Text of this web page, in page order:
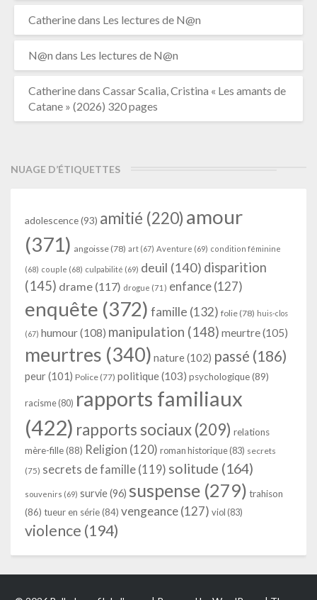
Catherinedans Les lectures de N@n
N@n dans Les lectures de N@n
Catherinedans Cassar Scalia, Cristina « Les amants de
Catane » (2026) 320 pages
NUAGE D’ÉTIQUETTES
adolescence(93) amitié (220) amour
(371) angoisse (78) art (67) Aventure (69) condition féminine
(68) couple (68) culpabilité (69) deuil (140) disparition
(145) drame (117) drogue (71) enfance(127)
enquête (372) famille (132) folie (78) huis-clos
(67) humour(108) manipulation (148) meurtre(105)
meurtres (340) nature(102) passé (186)
peur(101) Police (77) politique(103) psychologique(89)
racisme (80) rapports familiaux
(422) rapports sociaux(209) relations
mère-fille(88) Religion (120) roman historique(83) secrets
(75) secrets de famille (119) solitude (164)
souvenirs (69) survie(96) suspense (279) trahison
(86) tueur en série(84) vengeance(127) viol (83)
violence (194)